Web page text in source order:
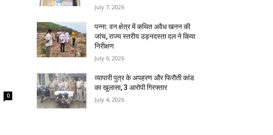
0
July 7, 2026
पन्ना: वन क्षेत्र में कथित अवैध खनन की
जांच, राज्य स्तरीय उड़नदस्ता दल ने किया
निरीक्षण
July 6, 2026
व्यापारी पुत्र के अपहरण और फिरौती कांड
का खुलासा, 3 आरोपी गिरफ्तार
July 4, 2026